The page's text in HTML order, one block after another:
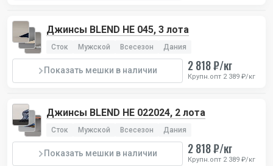
Джинсы BLEND HE 045, 3 лота
Сток Мужской Всесезон Дания
Показать мешки в наличии 2 818 ₽/кг
Крупн.опт 2 389 ₽/кг
Джинсы BLEND HE 022024, 2 лота
Сток Мужской Всесезон Дания
Показать мешки в наличии 2 818 ₽/кг
Крупн.опт 2 389 ₽/кг